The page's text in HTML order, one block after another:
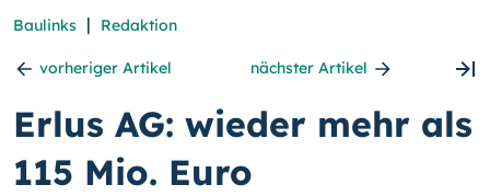
Baulinks | Redaktion
vorheriger Artikel nächster Artikel
Erlus AG: wieder mehr als
115 Mio. Euro